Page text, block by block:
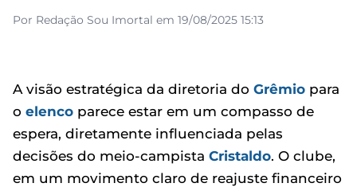
Por Redação Sou Imortal em 19/08/2025 15:13
A visão estratégica da diretoria do Grêmio para
o elenco parece estar em um compasso de
espera, diretamente influenciada pelas
decisões do meio-campista Cristaldo. O clube,
em um movimento claro de reajuste financeiro